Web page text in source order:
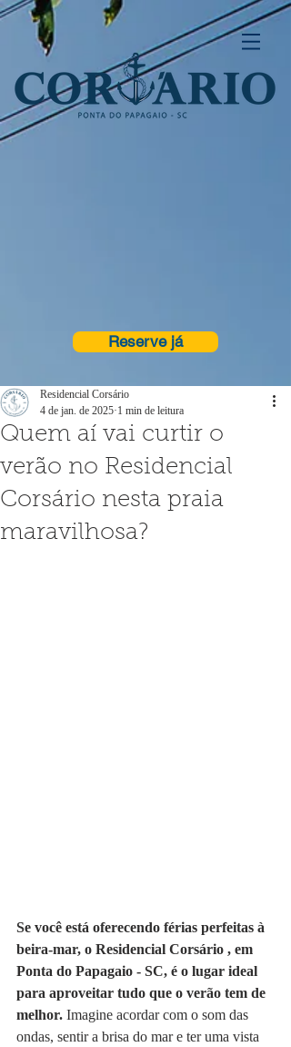
Reserve já
Quem aí vai curtir o
verão no Residencial
Corsário nesta praia
maravilhosa?
Residencial Corsário
4 de jan. de 2025 1 min de leitura
Se você está oferecendo férias perfeitas à
beira-mar, o Residencial Corsário , em
Ponta do Papagaio - SC, é o lugar ideal
para aproveitar tudo que o verão tem de
melhor. Imagine acordar com o som das
ondas, sentir a brisa do mar e ter uma vista